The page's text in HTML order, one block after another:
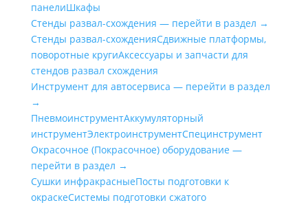
панелиШкафы
Стенды развал-схождения — перейти в раздел →
Стенды развал-схожденияСдвижные платформы,
поворотные кругиАксессуары и запчасти для
стендов развал схождения
Инструмент для автосервиса — перейти в раздел
→
ПневмоинструментАккумуляторный
инструментЭлектроинструментСпецинструмент
Окрасочное (Покрасочное) оборудование —
перейти в раздел →
Сушки инфракрасныеПосты подготовки к
окраскеСистемы подготовки сжатого